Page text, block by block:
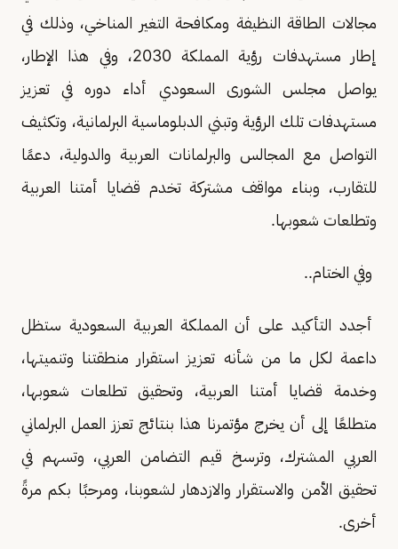
مجالات الطاقة النظيفة ومكافحة التغير المناخي، وذلك في
إطار مستهدفات رؤية المملكة 2030، وفي هذا الإطار،
يواصل مجلس الشورى السعودي أداء دوره في تعزيز
مستهدفات تلك الرؤية وتبني الدبلوماسية البرلمانية، وتكثيف
التواصل مع المجالس والبرلمانات العربية والدولية، دعمًا
للتقارب، وبناء مواقف مشتركة تخدم قضايا أمتنا العربية
وتطلعات شعوبها.
وفي الختام..
أجدد التأكيد على أن المملكة العربية السعودية ستظل
داعمة لكل ما من شأنه تعزيز استقرار منطقتنا وتنميتها،
وخدمة قضايا أمتنا العربية، وتحقيق تطلعات شعوبها،
متطلعًا إلى أن يخرج مؤتمرنا هذا بنتائج تعزز العمل البرلماني
العربي المشترك، وترسخ قيم التضامن العربي، وتسهم في
تحقيق الأمن والاستقرار والازدهار لشعوبنا، ومرحبًا بكم مرةً
أخرى.